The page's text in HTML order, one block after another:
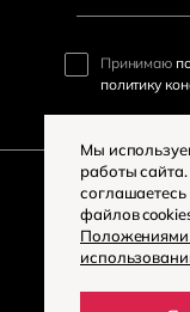
Мы
работы
файлов
Положениями
Принимаю
политику
Политика
Разработка
2026